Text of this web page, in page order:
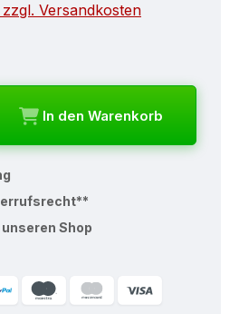
Versandkosten
Gib den
In den Warenkorb
Shop